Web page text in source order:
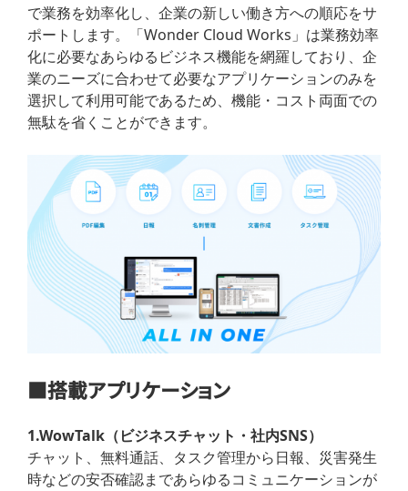
で業務を効率化し、企業の新しい働き方への順応をサ
ポートします。「Wonder Cloud Works」は業務効率
化に必要なあらゆるビジネス機能を網羅しており、企
業のニーズに合わせて必要なアプリケーションのみを
選択して利用可能であるため、機能・コスト両面での
無駄を省くことができます。
■搭載アプリケーション
1.WowTalk（ビジネスチャット・社内SNS）
チャット、無料通話、タスク管理から日報、災害発生
時などの安否確認まであらゆるコミュニケーションが